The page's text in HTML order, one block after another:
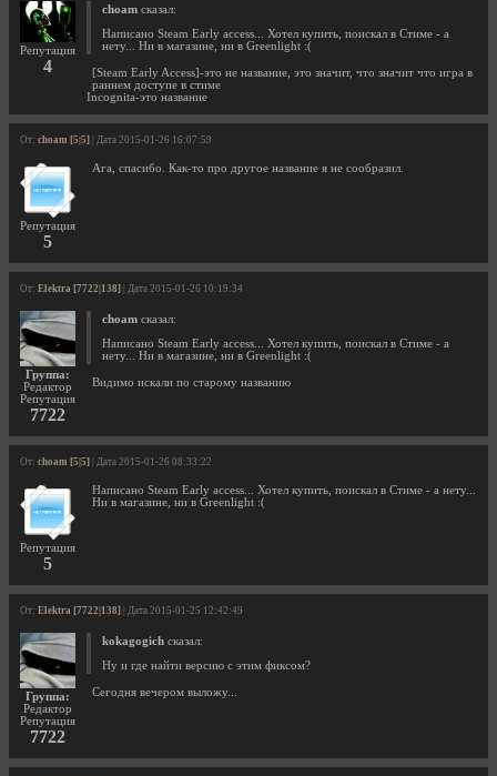
Репутация
4
choam сказал:
Написано Steam Early access... Хотел купить, поискал в Стиме - а
нету... Ни в магазине, ни в Greenlight :(
[Steam Early Access]-это не название, это значит, что значит что игра в
раннем доступе в стиме
Incognita-это название
От: choam [5|5] | Дата 2015-01-26 16:07:59
Репутация
5
Ага, спасибо. Как-то про другое название я не сообразил.
От: Elektra [7722|138] | Дата 2015-01-26 10:19:34
Группа:
Редактор
Репутация
7722
choam сказал:
Написано Steam Early access... Хотел купить, поискал в Стиме - а
нету... Ни в магазине, ни в Greenlight :(
Видимо искали по старому названию
От: choam [5|5] | Дата 2015-01-26 08:33:22
Репутация
5
Написано Steam Early access... Хотел купить, поискал в Стиме - а нету...
Ни в магазине, ни в Greenlight :(
От: Elektra [7722|138] | Дата 2015-01-25 12:42:49
Группа:
Редактор
Репутация
7722
kokagogich сказал:
Ну и где найти версию с этим фиксом?
Сегодня вечером выложу...